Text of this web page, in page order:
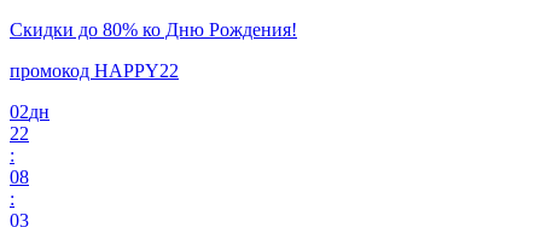
Скидки до 80% ко Дню Рождения!
промокод HAPPY22
02дн
22
:
08
:
03